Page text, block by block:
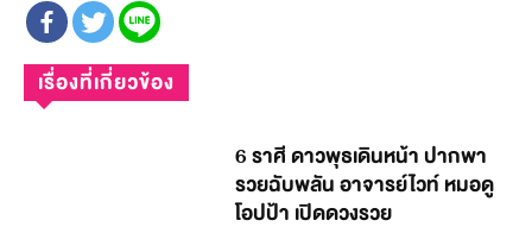
เรื่องที่เกี่ยวข้อง
6 ราศี ดาวพุธเดินหน้า ปากพา
รวยฉับพลัน อาจารย์ไวท์ หมอดู
โอปป้า เปิดดวงรวย